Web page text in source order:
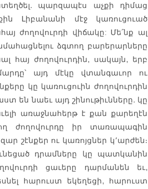
պարզապէս աչքի դիմաց
Լիբանանի մէջ կառուցուած
ժողովուրդի վիճակը: Մե՛նք ալ
ձգտող բարերարները
հայ ժողովուրդին, սակայն, երբ
այդ մէկը վտանգաւոր ու
կը կառուցուին ժողովուրդին
են նաեւ այդ շինութիւնները. կը
առաջնահերթ է քան քարեղէն
ժողովուրդը իր տառապագին
շէնքեր ու կառոյցներ կ՚արժեն։
դրամները կը պատկանին
ցաւերը դարմանեն եւ,
հարուստ եկեղեցի, հարուստ